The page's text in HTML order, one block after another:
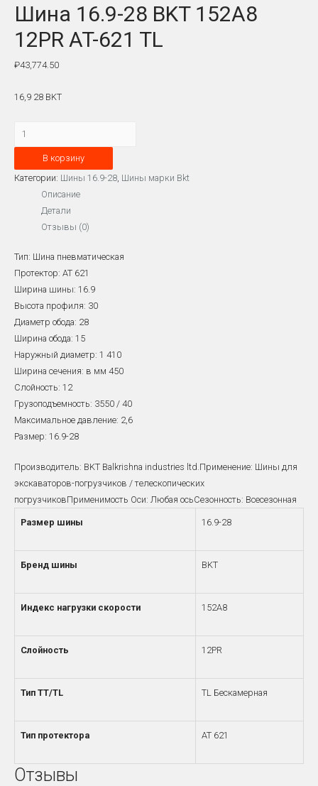
Шина 16.9-28 BKT 152A8
12PR AT-621 TL
₽43,774.50
16,9 28 BKT
Количество
Шина
28
621
TL
В корзину
Категории: Шины 16.9-28 Шины марки Bkt
Описание
Детали
Отзывы (0)
Тип: Шина пневматическая
Протектор: AT 621
Ширина шины: 16.9
Высота профиля: 30
Диаметр обода: 28
Ширина обода: 15
Наружный диаметр: 1 410
Ширина сечения: в мм 450
Слойность: 12
Грузоподъемность: 3550 / 40
Максимальное давление: 2,6
Размер: 16.9-28
Производитель: BKT Balkrishna industries ltd.Применение: Шины для
экскаваторов-погрузчиков / телескопических
погрузчиковПрименимость Оси: Любая осьСезонность: Всесезонная
Размер шины 16.9-28
Бренд шины BKT
Индекс нагрузки скорости 152A8
Слойность 12PR
Тип TT/TL TL Бескамерная
Тип протектора AT 621
Отзывы